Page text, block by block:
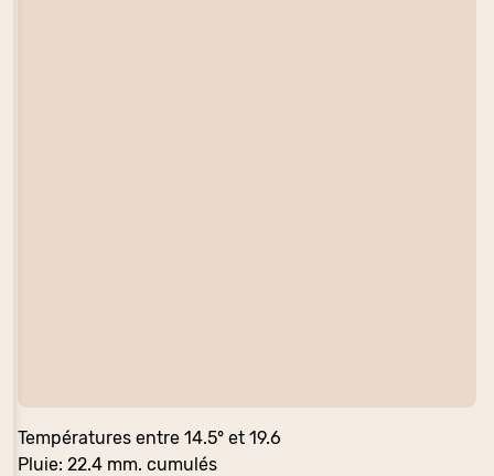
Températures entre 14.5° et 19.6
Pluie: 22.4 mm. cumulés